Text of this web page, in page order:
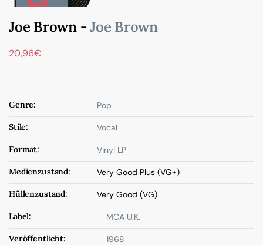
Joe Brown -Joe Brown
20,96€
Genre: Pop
Stile: Vocal
Format: Vinyl LP
Medienzustand: Very Good Plus (VG+)
Hüllenzustand: Very Good (VG)
Label: MCA U.K.
Veröffentlicht: 1968